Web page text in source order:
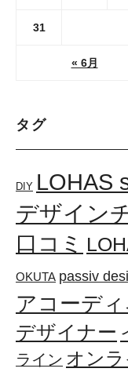
« 6月
31
タグ
DIY LOHAS
デザイン
口コミ
OKUTA passiv
アコーデ
デザイナー
ライン オン